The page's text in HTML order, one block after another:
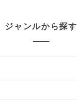
ジャンルから探す